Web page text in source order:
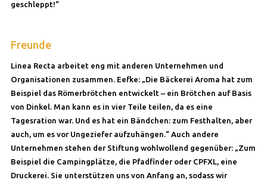
geschleppt!“
Freunde
Linea Recta arbeitet eng mit anderen Unternehmen und
Organisationen zusammen. Eefke: „Die Bäckerei Aroma hat zum
Beispiel das Römerbrötchen entwickelt – ein Brötchen auf Basis
von Dinkel. Man kann es in vier Teile teilen, da es eine
Tagesration war. Und es hat ein Bändchen: zum Festhalten, aber
auch, um es vor Ungeziefer aufzuhängen.“ Auch andere
Unternehmen stehen der Stiftung wohlwollend gegenüber: „Zum
Beispiel die Campingplätze, die Pfadfinder oder CPFXL, eine
Druckerei. Sie unterstützen uns von Anfang an, sodass wir